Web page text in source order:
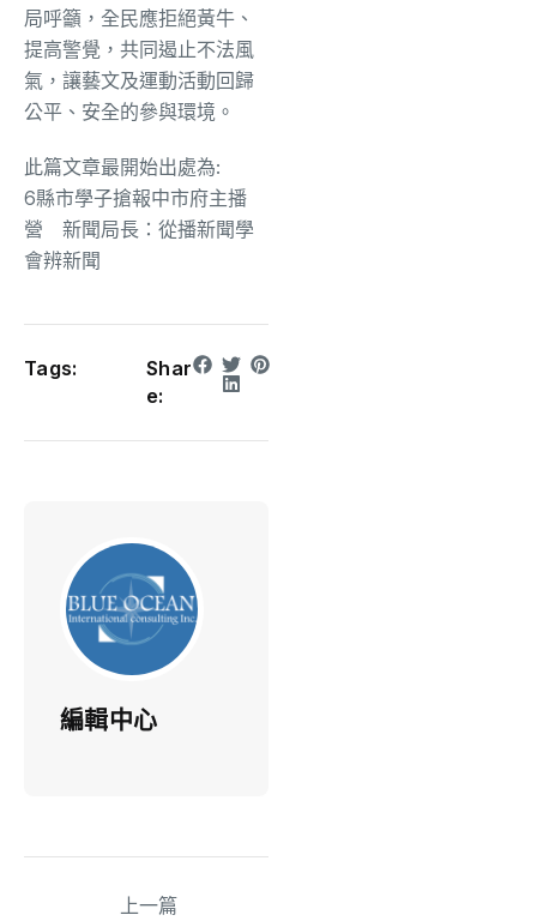
局呼籲，全民應拒絕黃牛、
提高警覺，共同遏止不法風
氣，讓藝文及運動活動回歸
公平、安全的參與環境。
此篇文章最開始出處為:
6縣市學子搶報中市府主播
營 新聞局長：從播新聞學
會辨新聞
Tags:
Shar
e:
編輯中心
上一篇